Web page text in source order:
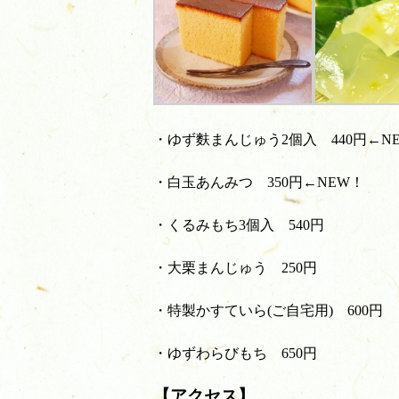
・ゆず麩まんじゅう2個入 440円
・白玉あんみつ 350円←NEW！
・くるみもち3個入 540円
・大栗まんじゅう 250円
・特製かすていら(ご自宅用) 600円
・ゆずわらびもち 650円